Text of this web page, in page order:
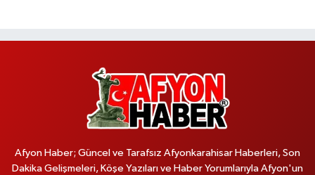
Afyon Haber; Güncel ve Tarafsız Afyonkarahisar Haberleri, Son
Dakika Gelişmeleri, Köşe Yazıları ve Haber Yorumlarıyla Afyon'un